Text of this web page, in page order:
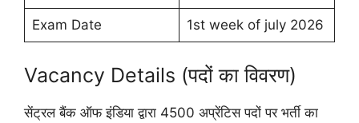
Exam Date 1st week of july 2026
Vacancy Details (पदों का विवरण)
सेंट्रल बैंक ऑफ इंडिया द्वारा 4500 अप्रेंटिस पदों पर भर्ती का